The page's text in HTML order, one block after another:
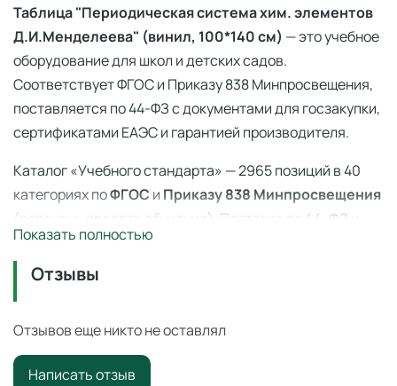
Таблица "Периодическая система хим. элементов
Д.И.Менделеева" (винил, 100*140 см) — это учебное
оборудование для школ и детских садов.
Соответствует ФГОС и Приказу 838 Минпросвещения,
поставляется по 44-ФЗ с документами для госзакупки,
сертификатами ЕАЭС и гарантией производителя.
Каталог «Учебного стандарта» — 2965 позиций в 40
категориях поФГОС и Приказу 838 Минпросвещения
(перечень средств обучения). Поставка по
44-ФЗ
223-ФЗ с полным пакетом документов, сертификаты
ЕАЭС, гарантия производителя. Доставка по всей
Таблица "Периодическая система хим. элементов
Д.И.Менделеева" (винил, 100*140 см)
профессиональное учебное оборудование для
Показать полностью
Отзывы
Отзывов еще никто не оставлял
Написать отзыв